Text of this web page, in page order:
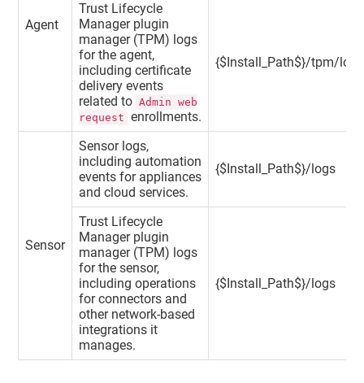
Agent
Trust Lifecycle
Managerplugin
manager (TPM) logs
for the agent,
including certificate
delivery events
related to Admin web
request enrollments.
{$Install_Path$}/tpm/log
Sensor
Sensor logs,
including automation
events for appliances
and cloud services.
{$Install_Path$}/logs
Trust Lifecycle
Managerplugin
manager (TPM) logs
for the sensor,
including operations
for connectors and
other network-based
integrations it
manages.
{$Install_Path$}/logs